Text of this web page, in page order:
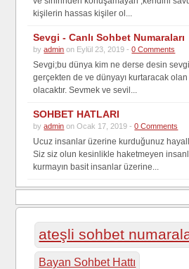
kişilerin hassas kişiler ol...
Sevgi - Canlı Sohbet Numaraları
byadmin on Eylül 23, 2019 -0 Comments
Sevgi;bu dünya kim ne derse desin
gerçekten de ve dünyayı kurtaracak
olacaktır. Sevmek ve sevil...
SOHBET HATLARI
byadmin on Ocak 17, 2019 -0 Comments
Ucuz insanlar üzerine kurduğunuz
Siz siz olun kesinlikle haketmeyen
kurmayın basit insanlar üzerine...
ateşli sohbet
Bayan Sohbet Hattı